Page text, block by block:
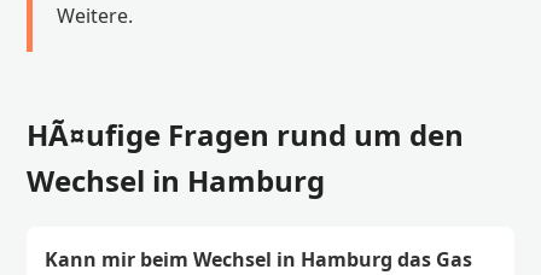
Weitere.
HÃ¤ufige Fragen rund um den
Wechsel in Hamburg
Kann mir beim Wechsel in Hamburg das Gas